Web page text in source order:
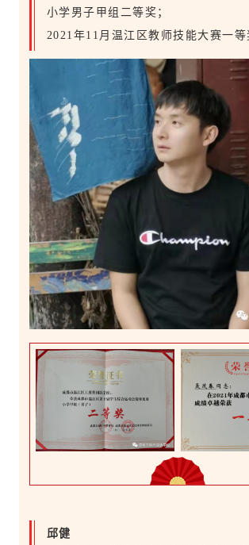
小学男子甲组二等奖；
2021年11月温江区教师技能大赛一等
邱健